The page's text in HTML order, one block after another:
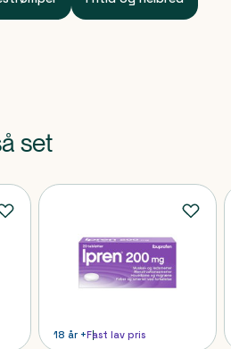
set
18 år +Fast lav pris